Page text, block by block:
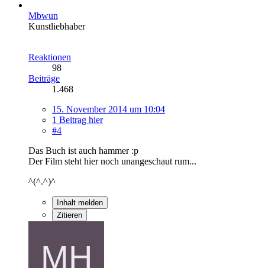
Mbwun
Kunstliebhaber
Reaktionen
98
Beiträge
1.468
15. November 2014 um 10:04
1 Beitrag hier
#4
Das Buch ist auch hammer :p
Der Film steht hier noch unangeschaut rum...
^(^.^)^
Inhalt melden
Zitieren